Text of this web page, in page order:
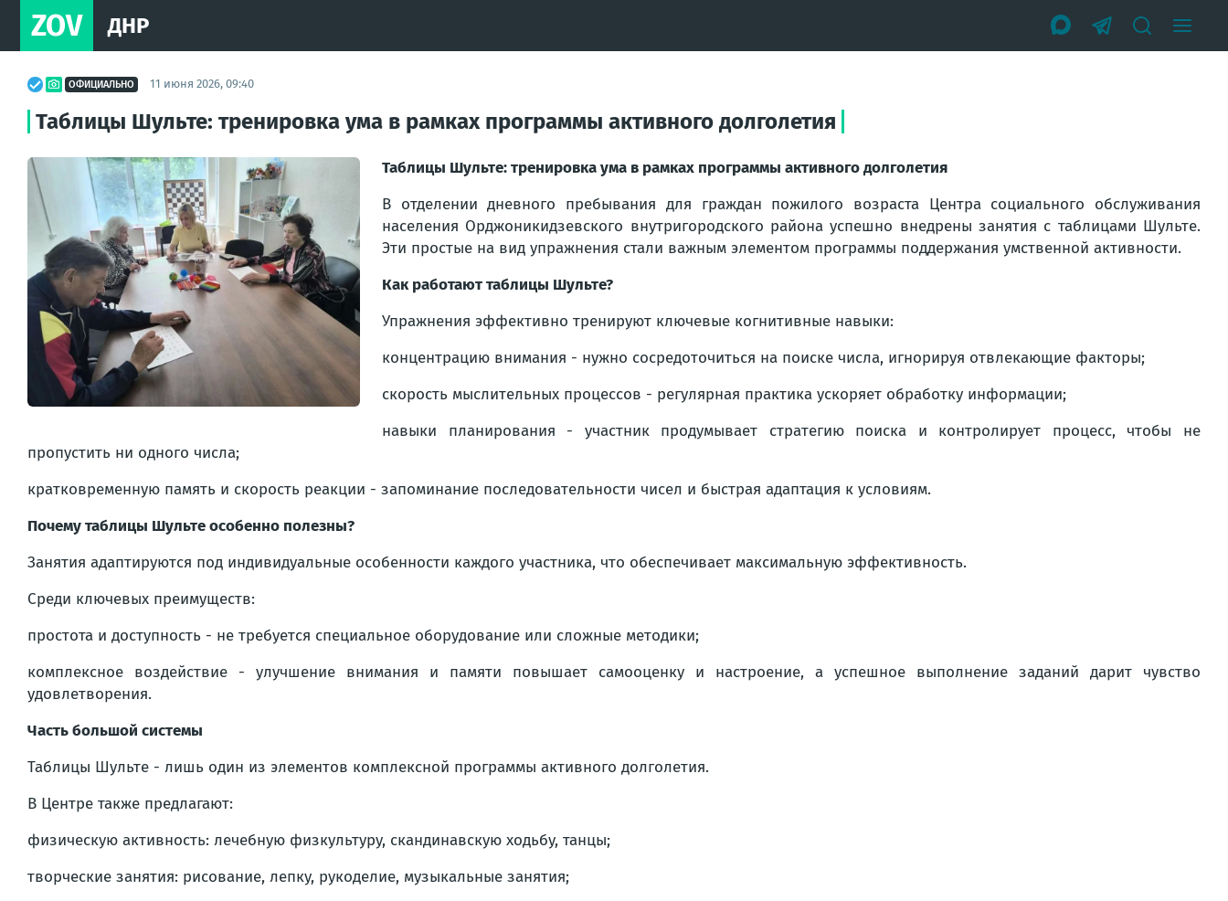
ZOV ДНР
ОФИЦИАЛЬНО 11 июня 2026, 09:40
Таблицы Шульте: тренировка ума в рамках программы активного долголетия
Таблицы Шульте: тренировка ума в рамках программы активного долголетия
В отделении дневного пребывания для граждан пожилого возраста Центра социального обслуживания
населения Орджоникидзевского внутригородского района успешно внедрены занятия с таблицами Шульте.
Эти простые на вид упражнения стали важным элементом программы поддержания умственной активности.
Как работают таблицы Шульте?
Упражнения эффективно тренируют ключевые когнитивные навыки:
концентрацию внимания - нужно сосредоточиться на поиске числа, игнорируя отвлекающие факторы;
скорость мыслительных процессов - регулярная практика ускоряет обработку информации;
навыки планирования - участник продумывает стратегию поиска и контролирует процесс, чтобы не
пропустить ни одного числа;
кратковременную память и скорость реакции - запоминание последовательности чисел и быстрая адаптация к условиям.
Почему таблицы Шульте особенно полезны?
Занятия адаптируются под индивидуальные особенности каждого участника, что обеспечивает максимальную эффективность.
Среди ключевых преимуществ:
простота и доступность - не требуется специальное оборудование или сложные методики;
комплексное воздействие - улучшение внимания и памяти повышает самооценку и настроение, а успешное выполнение заданий дарит чувство
удовлетворения.
Часть большой системы
Таблицы Шульте - лишь один из элементов комплексной программы активного долголетия.
В Центре также предлагают:
физическую активность: лечебную физкультуру, скандинавскую ходьбу, танцы;
творческие занятия: рисование, лепку, рукоделие, музыкальные занятия;